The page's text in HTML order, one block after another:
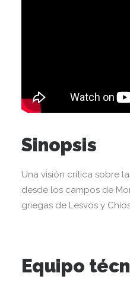
Sinopsis
Una visión crítica sobre
desde los campos de
griegas de Lesvos y
Equipo